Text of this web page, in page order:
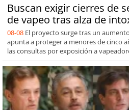
Buscan exigir cierres de
de vapeo tras alza de
08-08 El proyecto surge tras un
apunta a proteger a menores de cinco
las consultas por exposición a